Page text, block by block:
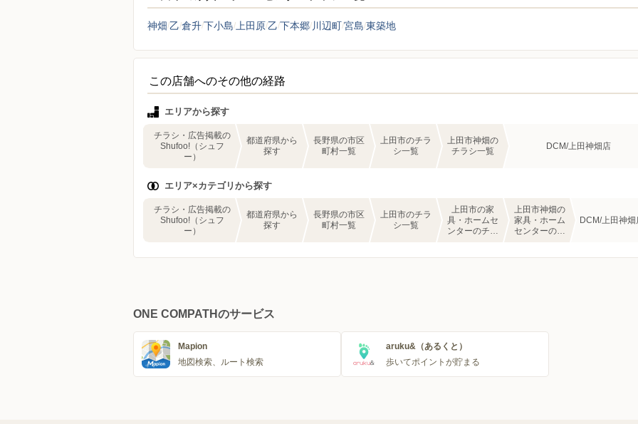
神畑 乙 倉升下小島 上田原乙 下本郷 川辺町宮島 東築地
この店舗へのその他の経路
エリアから探す
チラシ・広告掲載の
Shufoo!（シュフ
ー）
都道府県から
探す
長野県の市区
町村一覧
上田市のチラ
シ一覧
上田市神畑の
チラシ一覧
DCM/上田神畑店
エリア×カテゴリから探す
チラシ・広告掲載の
Shufoo!（シュフ
ー）
都道府県から
探す
長野県の市区
町村一覧
上田市のチラ
シ一覧
上田市の家
具・ホームセ
ンターのチラ
上田市神畑の
家具・ホーム
センターのチ
DCM/上田神畑
ONE COMPATHのサービス
Mapion
地図検索、ルート検索
aruku&（あるくと）
歩いてポイントが貯まる